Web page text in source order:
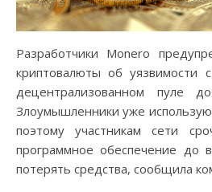
Разработчики Monero
криптовалюты об уязвимости
децентрализованном пуле
Злоумышленники уже
поэтому участникам сети
программное обеспечение до
потерять средства, сообщила